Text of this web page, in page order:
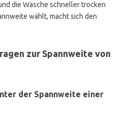
die Wäsche schneller trocken
wählt, macht sich den
zur Spannweite von
der Spannweite einer